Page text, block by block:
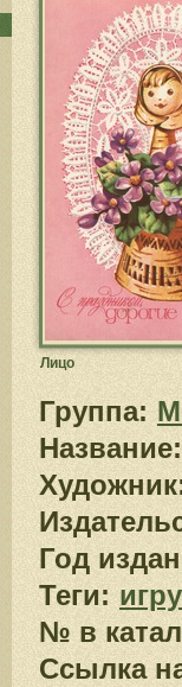
Лицо
Группа:
Название:
Год
Теги:
№ в
Ссылка